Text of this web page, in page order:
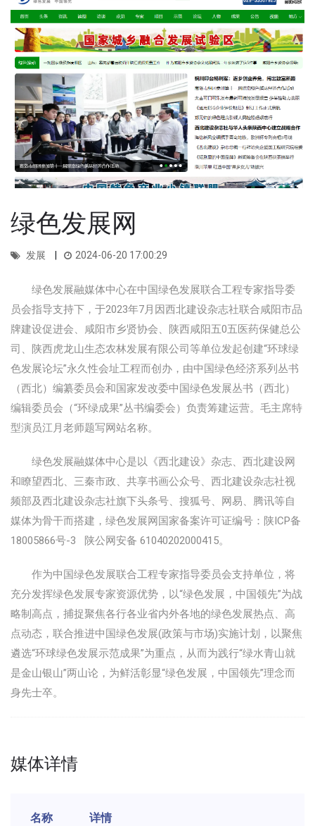
绿色发展网
发展 2024-06-20 17:00:29
绿色发展融媒体中心在中国绿色发展联合工程专家指导委
员会指导支持下，于2023年7月因西北建设杂志社联合咸阳市品
牌建设促进会、咸阳市乡贤协会、陕西咸阳五0五医药保健总公
司、陕西虎龙山生态农林发展有限公司等单位发起创建“环球绿
色发展论坛”永久性会址工程而创办，由中国绿色经济系列丛书
（西北）编纂委员会和国家发改委中国绿色发展丛书（西北）
编辑委员会（“环绿成果”丛书编委会）负责筹建运营。毛主席特
型演员江月老师题写网站名称。
绿色发展融媒体中心是以《西北建设》杂志、西北建设网
和瞭望西北、三秦市政、共享书画公众号、西北建设杂志社视
频部及西北建设杂志社旗下头条号、搜狐号、网易、腾讯等自
媒体为骨干而搭建，绿色发展网国家备案许可证编号：陕ICP备
18005866号-3 陕公网安备 61040202000415。
作为中国绿色发展联合工程专家指导委员会支持单位，将
充分发挥绿色发展专家资源优势，以“绿色发展，中国领先”为战
略制高点，捕捉聚焦各行各业省内外各地的绿色发展热点、高
点动态，联合推进中国绿色发展(政策与市场)实施计划，以聚焦
遴选“环球绿色发展示范成果”为重点，从而为践行“绿水青山就
是金山银山”两山论，为鲜活彰显“绿色发展，中国领先”理念而
身先士卒。
媒体详情
名称 详情